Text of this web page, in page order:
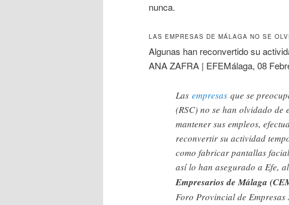
nunca.
LAS EMPRESAS DE MÁLAGA NO SE
Algunas han reconvertido su
ANA ZAFRA | EFEMálaga, 08
Las empresas que se
(RSC) no se han olvidado de
mantener sus empleos,
reconvertir su actividad
como fabricar pantallas
así lo han asegurado a Efe,
Empresarios de Málaga
Foro Provincial de